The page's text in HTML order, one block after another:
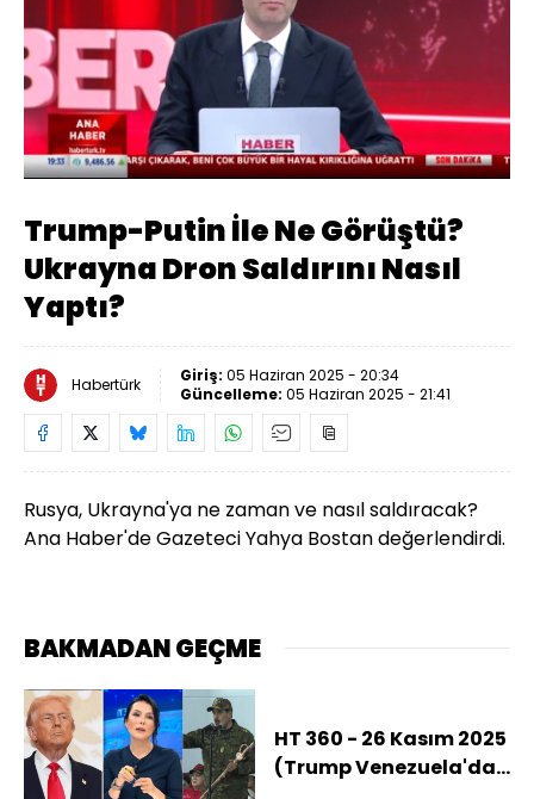
Sesi
Aç
Yüklendi:
10.55%
Oynatma
Hızı
Trump-Putin İle Ne Görüştü?
Ukrayna Dron Saldırını Nasıl
Yaptı?
Habertürk Giriş: 05 Haziran 2025 - 20:34
Güncelleme: 05 Haziran 2025 - 21:41
Rusya, Ukrayna'ya ne zaman ve nasıl saldıracak?
Ana Haber'de Gazeteci Yahya Bostan değerlendirdi.
BAKMADAN GEÇME
HT 360 - 26 Kasım 2025
(Trump Venezuela'dan